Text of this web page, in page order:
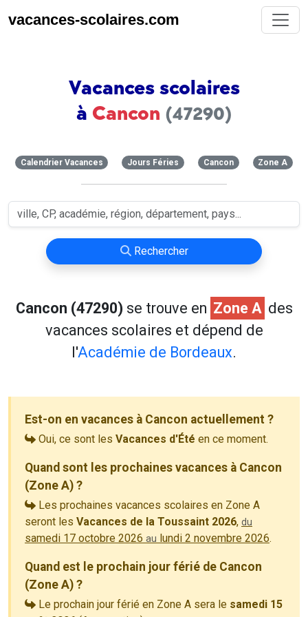
vacances-scolaires.com
Vacances scolaires
à Cancon (47290)
Calendrier Vacances Jours Féries Cancon Zone A
Rechercher
Cancon (47290) se trouve en Zone A des
vacances scolaires et dépend de
l'Académie de Bordeaux.
Est-on en vacances à Cancon actuellement ?
Oui, ce sont les Vacances d'Été en ce moment.
Quand sont les prochaines vacances à Cancon
(Zone A) ?
Les prochaines vacances scolaires en Zone A
seront les Vacances de la Toussaint 2026, du
samedi 17 octobre 2026 au lundi 2 novembre 2026.
Quand est le prochain jour férié de Cancon
(Zone A) ?
Le prochain jour férié en Zone A sera le samedi 15